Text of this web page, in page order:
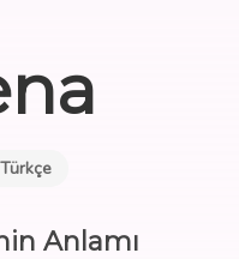
Türkçe
Anlamı